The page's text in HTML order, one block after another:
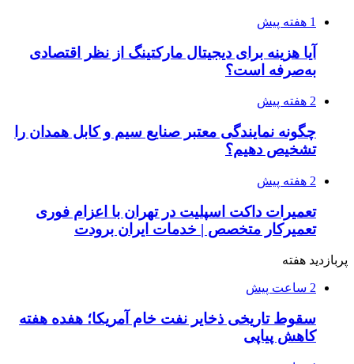
1 هفته پیش
آیا هزینه برای دیجیتال مارکتینگ از نظر اقتصادی
به‌صرفه است؟
2 هفته پیش
چگونه نمایندگی معتبر صنایع سیم و کابل همدان را
تشخیص دهیم؟
2 هفته پیش
تعمیرات داکت اسپلیت در تهران با اعزام فوری
تعمیرکار متخصص | خدمات ایران برودت
پربازدید هفته
2 ساعت پیش
سقوط تاریخی ذخایر نفت خام آمریکا؛ هفده هفته
کاهش پیاپی